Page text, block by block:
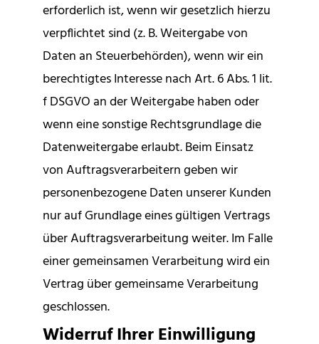
erforderlich ist, wenn wir gesetzlich hierzu
verpflichtet sind (z. B. Weitergabe von
Daten an Steuerbehörden), wenn wir ein
berechtigtes Interesse nach Art. 6 Abs. 1 lit.
f DSGVO an der Weitergabe haben oder
wenn eine sonstige Rechtsgrundlage die
Datenweitergabe erlaubt. Beim Einsatz
von Auftragsverarbeitern geben wir
personenbezogene Daten unserer Kunden
nur auf Grundlage eines gültigen Vertrags
über Auftragsverarbeitung weiter. Im Falle
einer gemeinsamen Verarbeitung wird ein
Vertrag über gemeinsame Verarbeitung
geschlossen.
Widerruf Ihrer Einwilligung